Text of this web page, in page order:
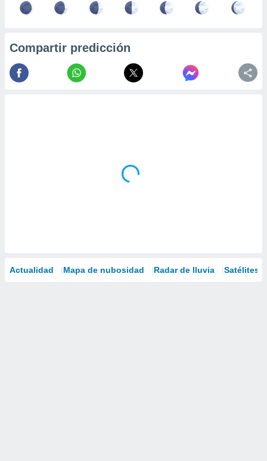
Compartir predicción
Actualidad Mapa de nubosidad Radar de lluvia Satélites